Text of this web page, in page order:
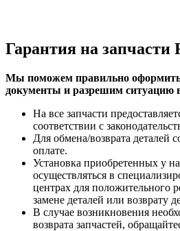
Гарантия на запчасти
Мы поможем правильно
документы и разрешим ситуацию
На все запчасти
соответствии с
Для обмена/возврата деталей
оплате.
Установка приобретенных у
осуществляться в
центрах для положительного
замене деталей или возврату
В случае возникновения
возврата запчастей,